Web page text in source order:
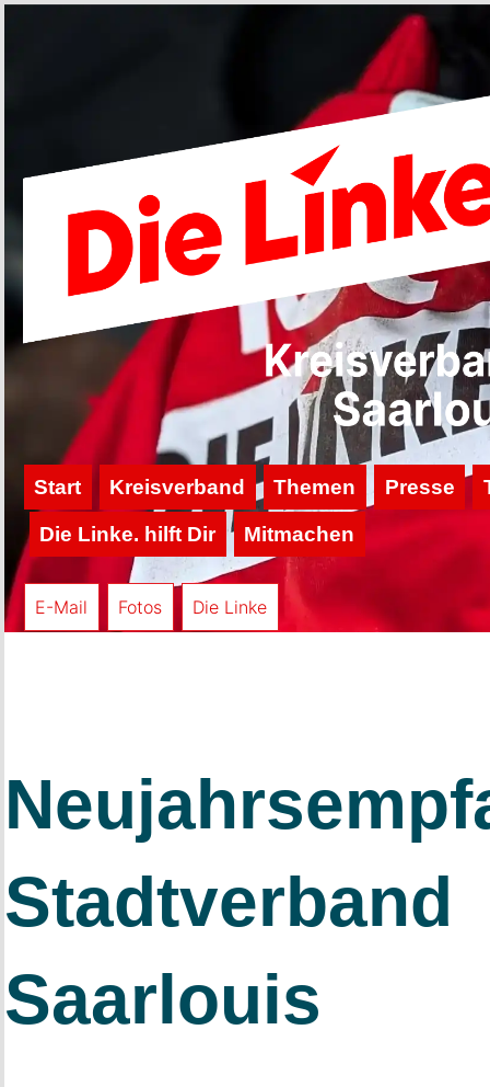
Start Kreisverband Themen Presse
Die Linke. hilft Dir Mitmachen
E-Mail Fotos Die Linke
Stadtverband
Saarlouis